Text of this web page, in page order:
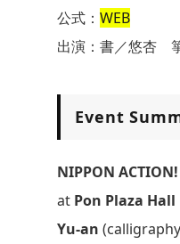
公式： WEB
出演：書／悠杏
Event
NIPPON ACTION!
at Pon Plaza Hall
Yu-an